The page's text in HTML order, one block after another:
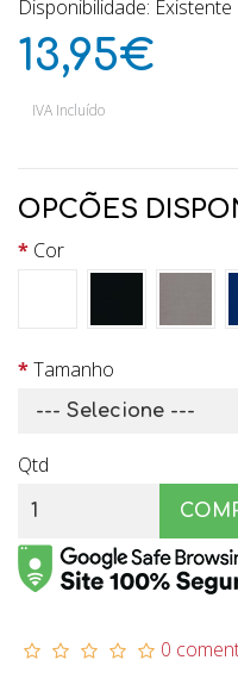
Disponibilidade: Existente
13,95€
IVA Incluído
OPCÕES
Cor
Tamanho
Qtd
0